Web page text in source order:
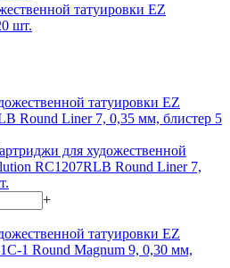
татуировки EZ
шт.
для художественной
RC1207RLB Round Liner 7,
+